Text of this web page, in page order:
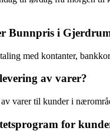
Bunnpris i
med kontanter,
av varer?
varer til kunder i
for